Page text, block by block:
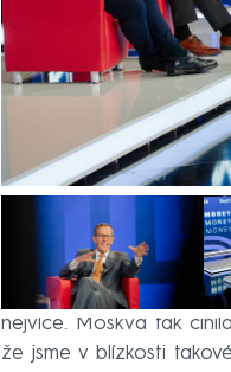
Zdůraznil, že Rusko
nejvíce. Moskva tak
že jsme v blízkosti